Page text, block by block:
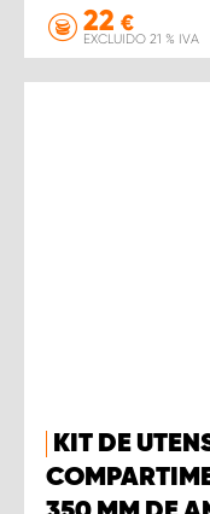
22 €
EXCLUIDO 21 % IVA
KIT DE